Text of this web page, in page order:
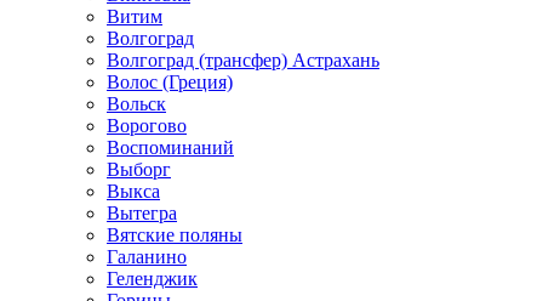
Витим
Волгоград
Волгоград (трансфер) Астрахань
Волос (Греция)
Вольск
Ворогово
Воспоминаний
Выборг
Выкса
Вытегра
Вятские поляны
Галанино
Геленджик